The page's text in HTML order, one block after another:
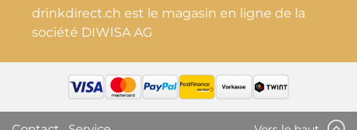
drinkdirect.ch est le magasin en ligne de la
société DIWISA AG